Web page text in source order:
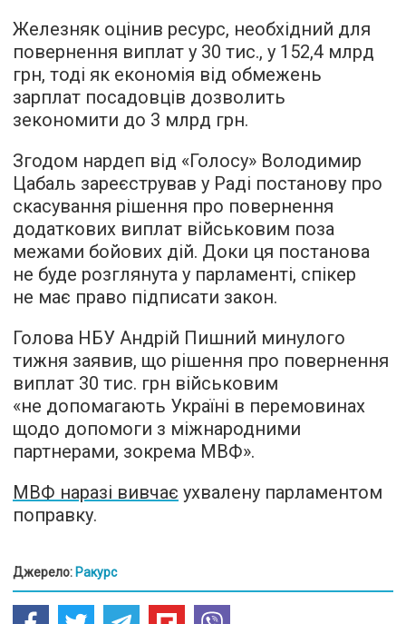
Железняк оцінив ресурс, необхідний для
повернення виплат у 30 тис., у 152,4 млрд
грн, тоді як економія від обмежень
зарплат посадовців дозволить
зекономити до 3 млрд грн.
Згодом нардеп від «Голосу» Володимир
Цабаль зареєстрував у Раді постанову про
скасування рішення про повернення
додаткових виплат військовим поза
межами бойових дій. Доки ця постанова
не буде розглянута у парламенті, спікер
не має право підписати закон.
Голова НБУ Андрій Пишний минулого
тижня заявив, що рішення про повернення
виплат 30 тис. грн військовим
«не допомагають Україні в перемовинах
щодо допомоги з міжнародними
партнерами, зокрема МВФ».
МВФ наразі вивчає ухвалену парламентом
поправку.
Джерело: Ракурс